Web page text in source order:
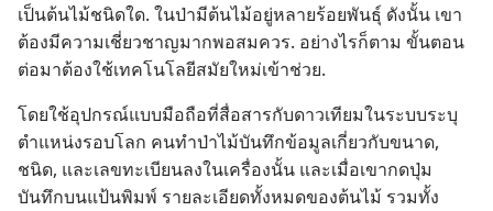
เป็น​ต้น​ไม้​ชนิด​ใด. ใน​ป่า​มี​ต้น​ไม้​อยู่​หลาย​ร้อย​พันธุ์ ดัง​นั้น เขา​
ต้อง​มี​ความ​เชี่ยวชาญ​มาก​พอ​สม​ควร. อย่าง​ไร​ก็​ตาม ขั้น​ตอน​
ต่อ​มา​ต้อง​ใช้​เทคโนโลยี​สมัย​ใหม่​เข้า​ช่วย.
โดย​ใช้​อุปกรณ์​แบบ​มือ​ถือ​ที่​สื่อสาร​กับ​ดาว​เทียม​ใน​ระบบ​ระบุ​
ตำแหน่ง​รอบ​โลก คน​ทำ​ป่า​ไม้​บันทึก​ข้อมูล​เกี่ยว​กับ​ขนาด,
ชนิด, และ​เลข​ทะเบียน​ลง​ใน​เครื่อง​นั้น และ​เมื่อ​เขา​กด​ปุ่ม​
บันทึก​บน​แป้น​พิมพ์ ราย​ละเอียด​ทั้ง​หมด​ของ​ต้น​ไม้ รวม​ทั้ง​